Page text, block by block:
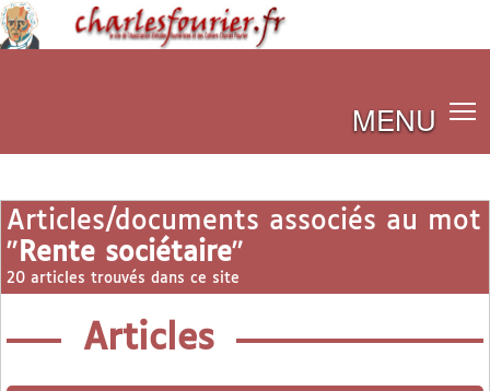
MENU
Articles/documents associés au mot
" Rente sociétaire"
20 articles trouvés dans ce site
Articles